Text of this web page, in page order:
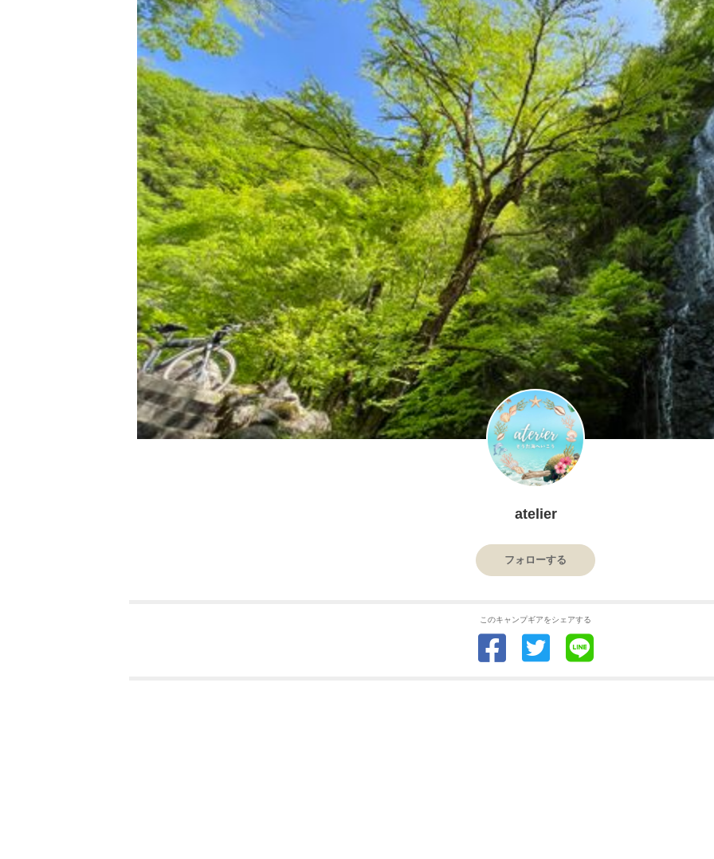
atelier
フォローする
このキャンプギアをシェアする